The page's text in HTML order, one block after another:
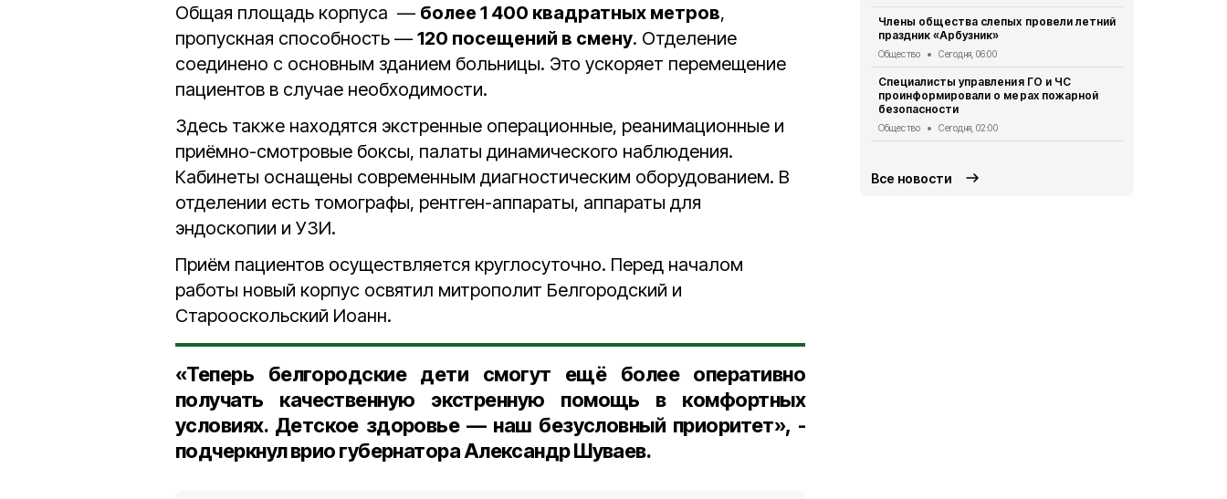
Общая площадь корпуса — более 1 400 квадратных метров,
пропускная способность — 120 посещений в смену. Отделение
соединено с основным зданием больницы. Это ускоряет перемещение
пациентов в случае необходимости.
Здесь также находятся экстренные операционные, реанимационные и
приёмно-смотровые боксы, палаты динамического наблюдения.
Кабинеты оснащены современным диагностическим оборудованием. В
отделении есть томографы, рентген-аппараты, аппараты для
эндоскопии и УЗИ.
Приём пациентов осуществляется круглосуточно. Перед началом
работы новый корпус освятил митрополит Белгородский и
Старооскольский Иоанн.
«Теперь белгородские дети смогут ещё более оперативно
получать качественную экстренную помощь в комфортных
условиях. Детское здоровье — наш безусловный приоритет», -
подчеркнул врио губернатора Александр Шуваев.
Члены общества слепых провели летний
праздник «Арбузник»
Общество Сегодня, 06:00
Специалисты управления ГО и ЧС
проинформировали о мерах пожарной
безопасности
Общество Сегодня, 02:00
Все новости